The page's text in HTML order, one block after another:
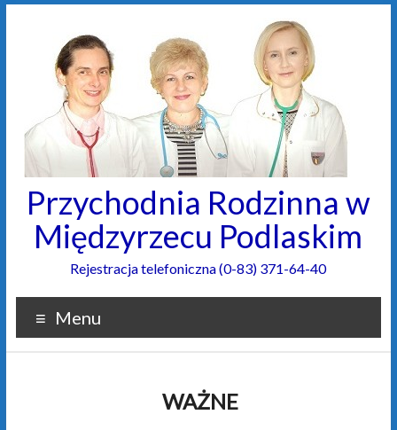
Przychodnia Rodzinna w
Międzyrzecu Podlaskim
Rejestracja telefoniczna (0-83) 371-64-40
Menu
WAŻNE